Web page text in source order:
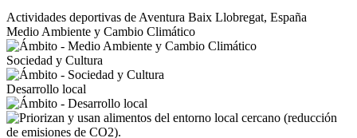
Actividades deportivas de Aventura Baix Llobregat, España
Medio Ambiente y Cambio Climático
Sociedad y Cultura
Desarrollo local